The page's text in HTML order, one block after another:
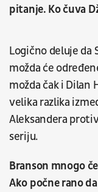
pitanje. Ko čuva
Logično deluje da
možda će
možda čak i Dilan
velika razlika
Aleksandera
seriju.
Branson mnogo
Ako počne rano